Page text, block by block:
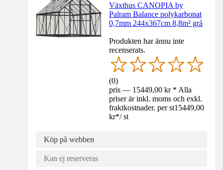
Växthus CANOPIA by
Palram Balance polykarbonat
0,7mm 244x367cm 8,8m² grå
Produkten har ännu inte
recenserats.
(0)
pris — 15449,00 kr * Alla
priser är inkl. moms och exkl.
fraktkostnader. per st15449,00
kr*/ st
Köp på webben
Kan ej reserveras